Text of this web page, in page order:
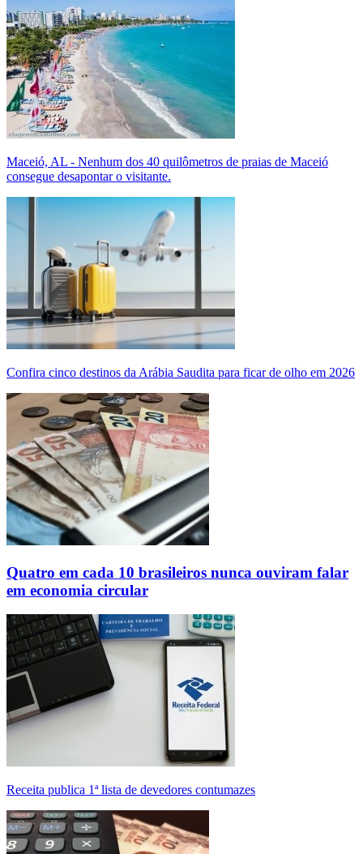
Maceió, AL - Nenhum dos 40 quilômetros de praias de Maceió
consegue desapontar o visitante.
Confira cinco destinos da Arábia Saudita para ficar de olho em 2026
Quatro em cada 10 brasileiros nunca ouviram falar
em economia circular
Receita publica 1ª lista de devedores contumazes